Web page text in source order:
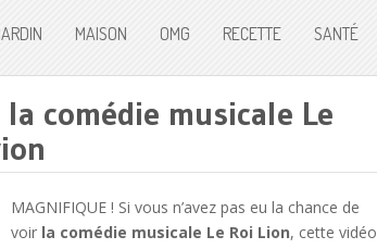
MAISON OMG RECETTE SANTÉ
comédie musicale Le
MAGNIFIQUE ! Si vous n’avez pas eu la chance de
voir la comédie musicale Le Roi Lion, cette vidéo